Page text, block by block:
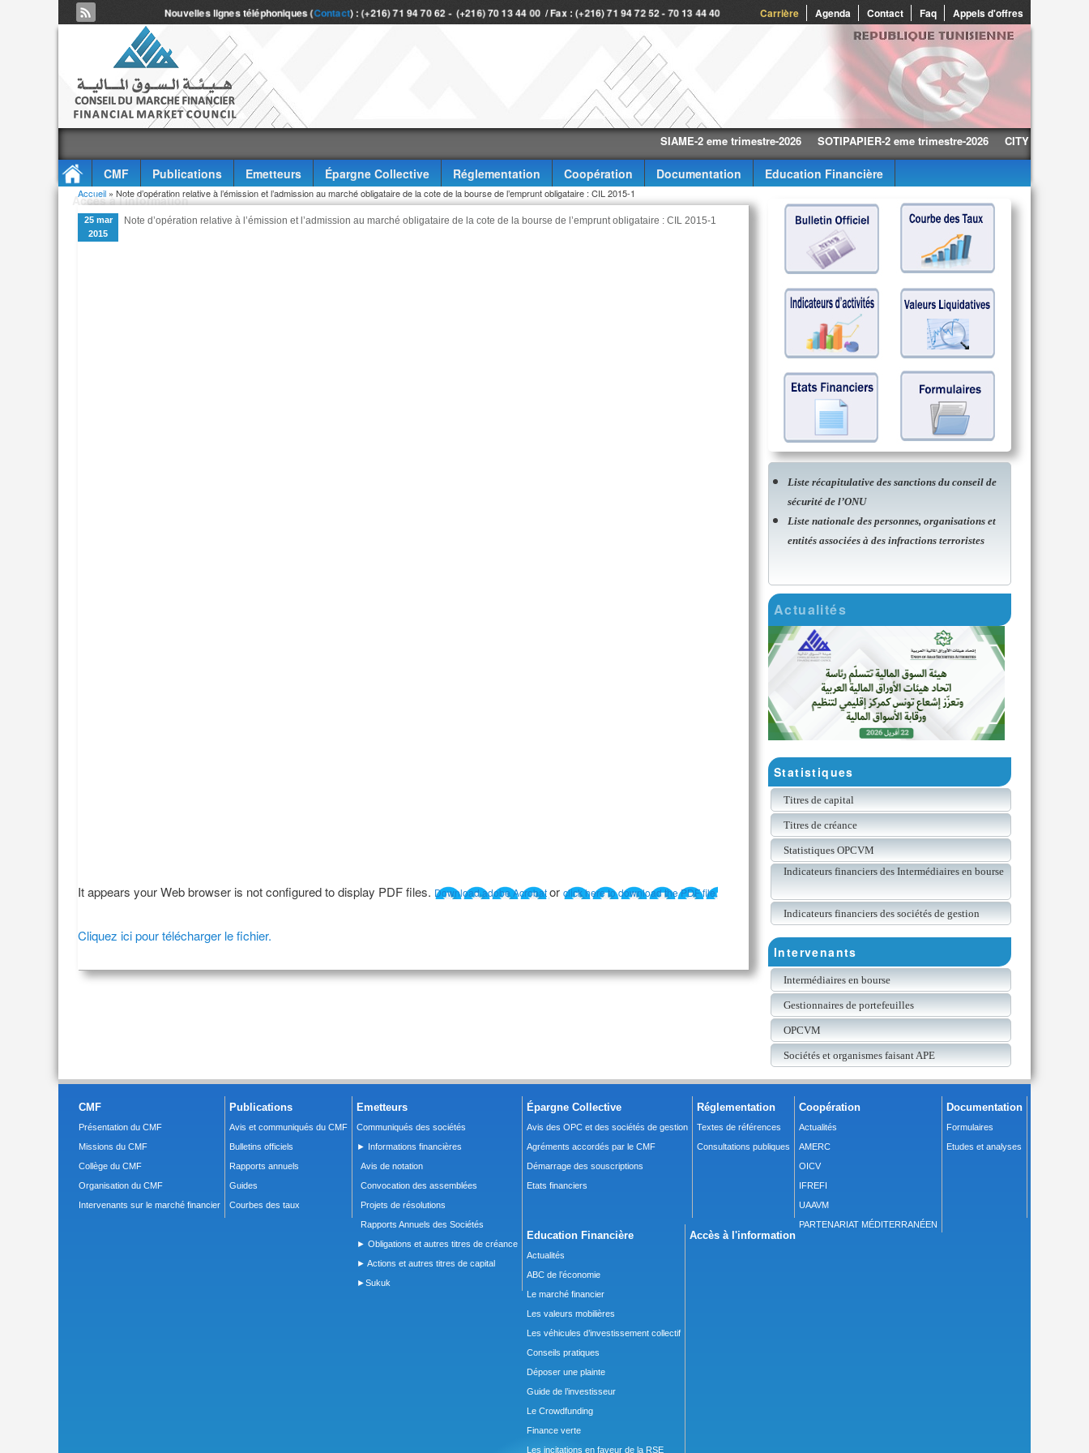
Carrière Agenda Contact Faq Appels d'offres
Nouvelles lignes téléphoniques (Contact) : (+216) 71 94 70 62 - (+216) 70 13 44 00 / Fax : (+216) 71 94 72 52 - 70 13 44 40
SIAME-2 eme trimestre-2026 SOTIPAPIER-2 eme trimestre-2026 CITY CARS-2 eme
CMF Publications Emetteurs Épargne Collective Réglementation Coopération Documentation
Education Financière
Accès à l'information
Vous êtes ici
Accueil » Note d’opération relative à l’émission et l’admission au marché obligataire de la cote de la bourse de l’emprunt obligataire : CIL 2015-1
25 mar
2015
Note d’opération relative à l’émission et l’admission au marché obligataire de la cote de la bourse de l’emprunt obligataire : CIL 2015-1
It appears your Web browser is not configured to display PDF files. Download adobe Acrobator click here to download the PDF file.
Cliquez ici pour télécharger le fichier.
Liste récapitulative des sanctions du conseil de
sécurité de l’ONU
Liste nationale des personnes, organisations et
entités associées à des infractions terroristes
Actualités
Statistiques
Titres de capital
Titres de créance
Statistiques OPCVM
Indicateurs financiers des Intermédiaires en bourse
Indicateurs financiers des sociétés de gestion
Intervenants
Intermédiaires en bourse
Gestionnaires de portefeuilles
OPCVM
Sociétés et organismes faisant APE
CMF
Présentation du CMF
Missions du CMF
Collège du CMF
Organisation du CMF
Intervenants sur le marché financier
Publications
Avis et communiqués du CMF
Bulletins officiels
Rapports annuels
Guides
Courbes des taux
Emetteurs
Communiqués des sociétés
► Informations financières
Avis de notation
Convocation des assemblées
Projets de résolutions
Rapports Annuels des Sociétés
► Obligations et autres titres de créance
► Actions et autres titres de capital
►Sukuk
Épargne Collective
Avis des OPC et des sociétés de gestion
Agréments accordés par le CMF
Démarrage des souscriptions
Etats financiers
Réglementation
Textes de références
Consultations publiques
Coopération
Actualités
AMERC
OICV
IFREFI
UAAVM
PARTENARIAT MÉDITERRANÉEN
Documentation
Formulaires
Etudes et analyses
Education Financière
Actualités
ABC de l’économie
Le marché financier
Les valeurs mobilières
Les véhicules d’investissement collectif
Conseils pratiques
Déposer une plainte
Guide de l’investisseur
Le Crowdfunding
Finance verte
Les incitations en faveur de la RSE
Accès à l'information